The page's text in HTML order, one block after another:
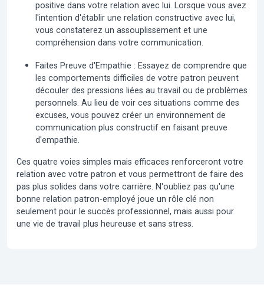
positive dans votre relation avec lui. Lorsque vous avez
l'intention d'établir une relation constructive avec lui,
vous constaterez un assouplissement et une
compréhension dans votre communication.
Faites Preuve d'Empathie : Essayez de comprendre que
les comportements difficiles de votre patron peuvent
découler des pressions liées au travail ou de problèmes
personnels. Au lieu de voir ces situations comme des
excuses, vous pouvez créer un environnement de
communication plus constructif en faisant preuve
d'empathie.
Ces quatre voies simples mais efficaces renforceront votre
relation avec votre patron et vous permettront de faire des
pas plus solides dans votre carrière. N'oubliez pas qu'une
bonne relation patron-employé joue un rôle clé non
seulement pour le succès professionnel, mais aussi pour
une vie de travail plus heureuse et sans stress.